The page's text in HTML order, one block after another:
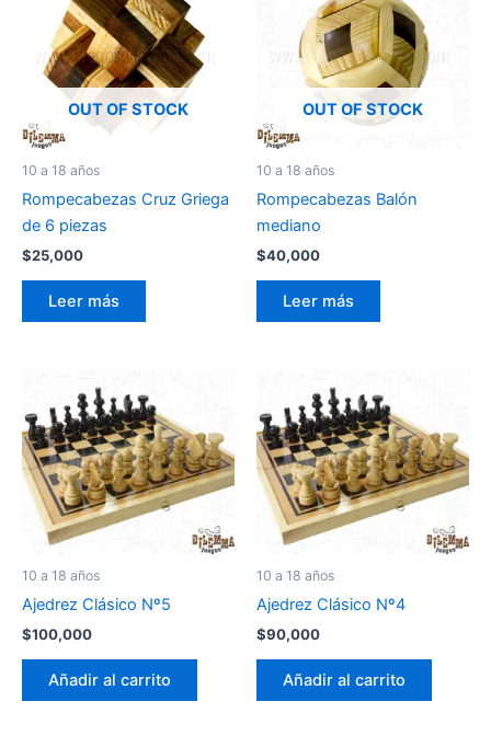
OUT OF STOCK
10 a 18 años
Rompecabezas Cruz Griega
de 6 piezas
$25,000
Leer más
OUT OF STOCK
10 a 18 años
Rompecabezas Balón
mediano
$40,000
Leer más
10 a 18 años
Ajedrez Clásico Nº5
$100,000
Añadir al carrito
10 a 18 años
Ajedrez Clásico Nº4
$90,000
Añadir al carrito